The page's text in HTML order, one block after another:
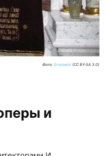
Фото: Gruszecki (CC BY-SA 3.0)
и